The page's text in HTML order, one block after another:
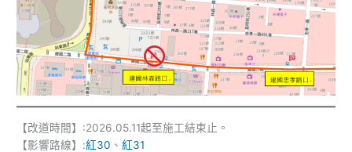
【改道時間】:2026.05.11起至施工結束止。
【影響路線】:紅30 、紅31